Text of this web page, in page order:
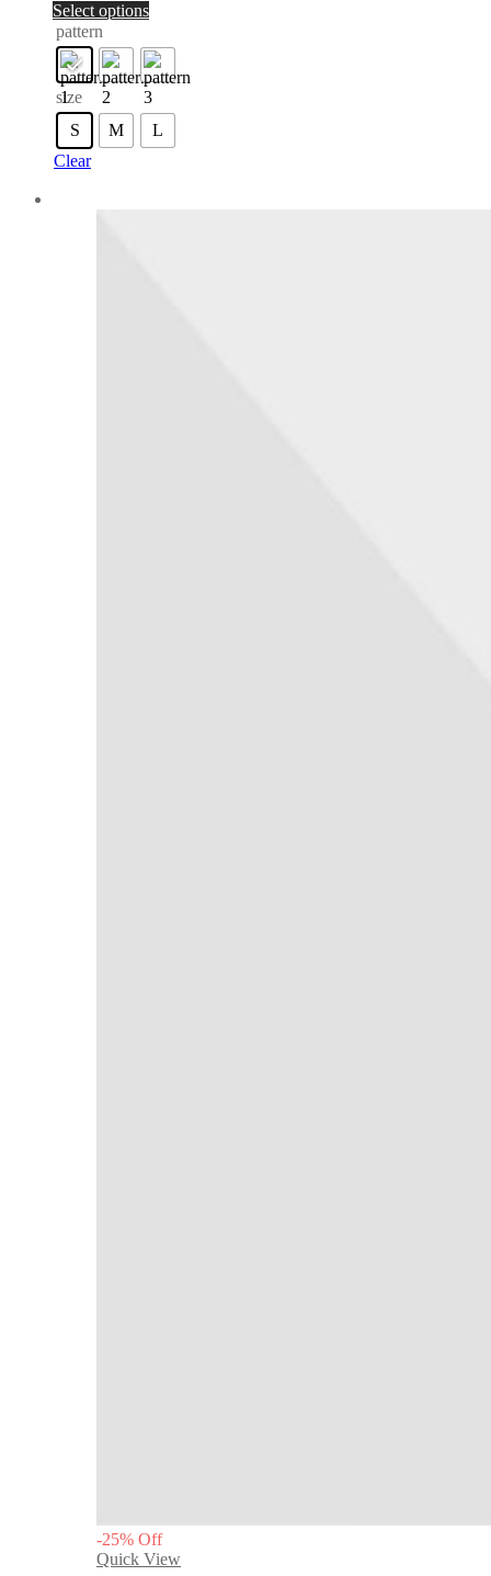
Select options
pattern
size
S
M
L
Clear
-25% Off
Quick View